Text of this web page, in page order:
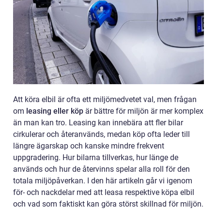
Att köra elbil är ofta ett miljömedvetet val, men frågan
om leasing eller köp är bättre för miljön är mer komplex
än man kan tro. Leasing kan innebära att fler bilar
cirkulerar och återanvänds, medan köp ofta leder till
längre ägarskap och kanske mindre frekvent
uppgradering. Hur bilarna tillverkas, hur länge de
används och hur de återvinns spelar alla roll för den
totala miljöpåverkan. I den här artikeln går vi igenom
för- och nackdelar med att leasa respektive köpa elbil
och vad som faktiskt kan göra störst skillnad för miljön.